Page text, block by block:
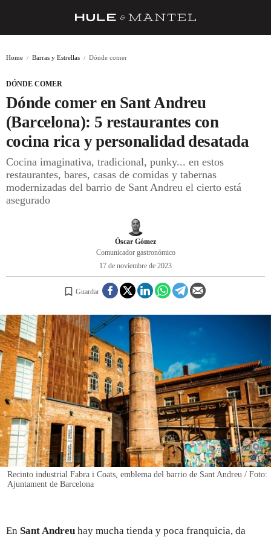
BARRAS Y ESTRELLAS
DÓNDE COMER
ÍDOLOS DE MESAS
CUADERNO DE VIAJE
INICIAR SESIÓN
Home Barras y Estrellas Dónde comer
DÓNDE COMER
Dónde comer en Sant Andreu
(Barcelona): 5 restaurantes con
cocina rica y personalidad desatada
Cocina imaginativa, tradicional, punky... en estos
restaurantes, bares, casas de comidas y tabernas
modernizadas del barrio de Sant Andreu el cierto está
asegurado
Óscar Gómez
Comunicador gastronómico
17 de noviembre de 2023
Guardar
Recinto industrial Fabra i Coats, emblema del barrio de Sant Andreu / Foto:
Ajuntament de Barcelona
En Sant Andreu hay mucha tienda y poca franquicia, da